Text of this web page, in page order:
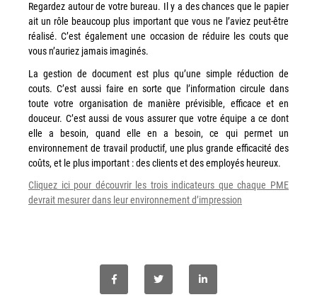
Gamme d’imprimantes Xerox® AltaLink® C8200 à
capacités d’impression élevées
Xerox® VersaLink® C405 C415 — Multifonction A4
couleur
Imprimante multifonctions couleur Xerox® VersaLink®
C7120/C7125/C7130
Capture numérisation de documents
RISC Box
Apps
Services
Gestion des documents
Regardez autour de votre bureau. Il y a des chances que le papier
ait un rôle beaucoup plus important que vous ne l’aviez peut-être
réalisé. C’est également une occasion de réduire les couts que
vous n’auriez jamais imaginés.
La gestion de document est plus qu’une simple réduction de
couts. C’est aussi faire en sorte que l’information circule dans
toute votre organisation de manière prévisible, efficace et en
douceur. C’est aussi de vous assurer que votre équipe a ce dont
elle a besoin, quand elle en a besoin, ce qui permet un
environnement de travail productif, une plus grande efficacité des
coûts, et le plus important : des clients et des employés heureux.
Cliquez ici pour découvrir les trois indicateurs que chaque PME
devrait mesurer dans leur environnement d’impression